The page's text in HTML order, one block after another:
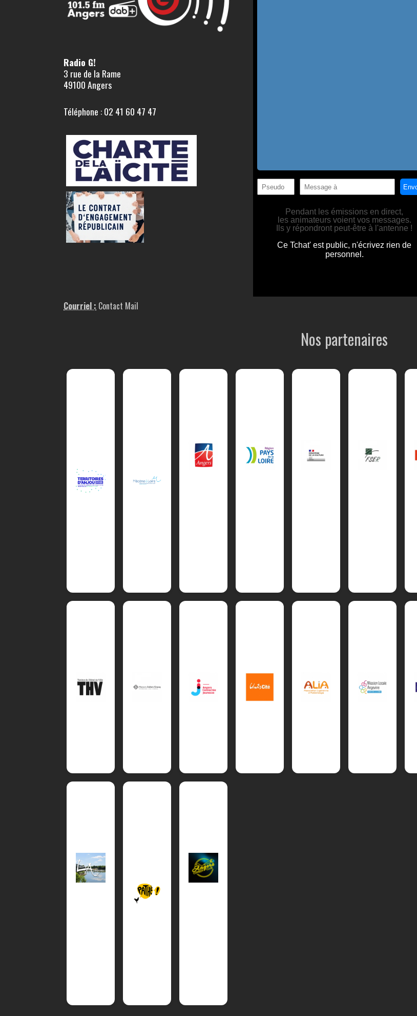
Radio G!
3 rue de la Rame
49100 Angers
Téléphone : 02 41 60 47 47
Courriel : Contact Mail
Nos partenaires